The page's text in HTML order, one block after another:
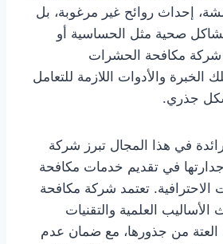
إحداث روائح غير مرغوبة، بل
صحية مثل الحساسية أو
شركة مكافحة الحشرات
الخبرة والأدوات اللازمة للتعامل
جذري.
في هذا المجال تبرز شركة
جدارتها في تقديم خدمات مكافحة
الاحترافية. تعتمد شركة مكافحة
العلمية والتقنيات
العتة من جذورها، مع ضمان عدم